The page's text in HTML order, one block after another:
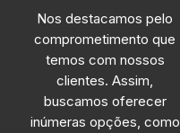
Nos destacamos pelo
comprometimento que
temos com nossos
clientes. Assim,
buscamos oferecer
inúmeras opções, como